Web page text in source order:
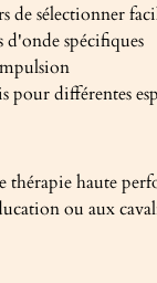
sélectionner
spécifiques
pour différentes
haute
ou aux